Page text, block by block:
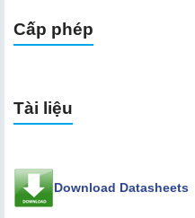
Cấp phép
Tài liệu
Download Datasheets